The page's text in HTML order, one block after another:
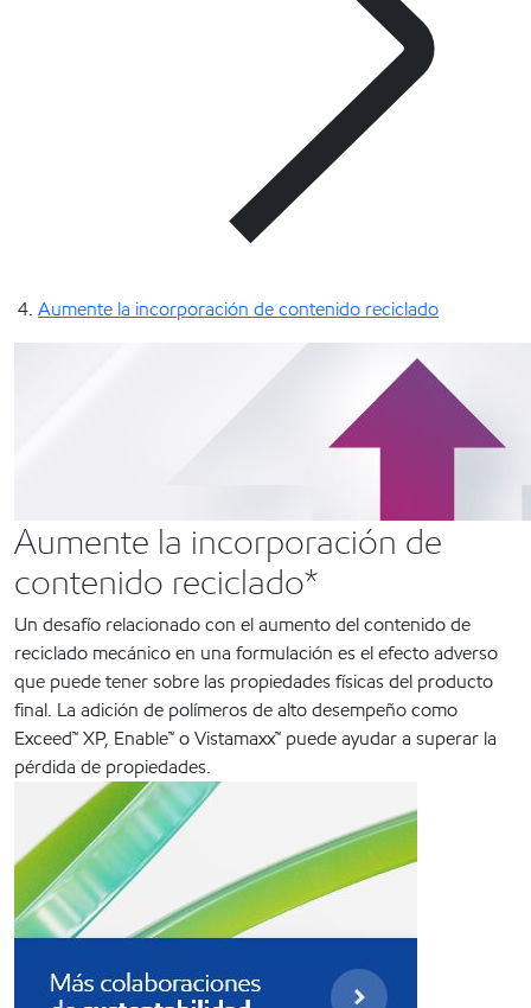
Aumente la incorporación de contenido reciclado
Aumente la incorporación de
contenido reciclado*
Un desafío relacionado con el aumento del contenido de
reciclado mecánico en una formulación es el efecto adverso
que puede tener sobre las propiedades físicas del producto
final. La adición de polímeros de alto desempeño como
Exceed™ XP, Enable™ o Vistamaxx™ puede ayudar a superar la
pérdida de propiedades.